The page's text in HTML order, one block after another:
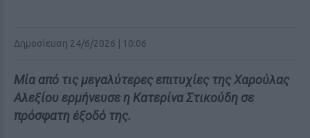
Δημοσίευση 24/6/2026 | 10:06
Μία από τις μεγαλύτερες επιτυχίες της Χαρούλας
Αλεξίου ερμήνευσε η Κατερίνα Στικούδη σε
πρόσφατη έξοδό της.